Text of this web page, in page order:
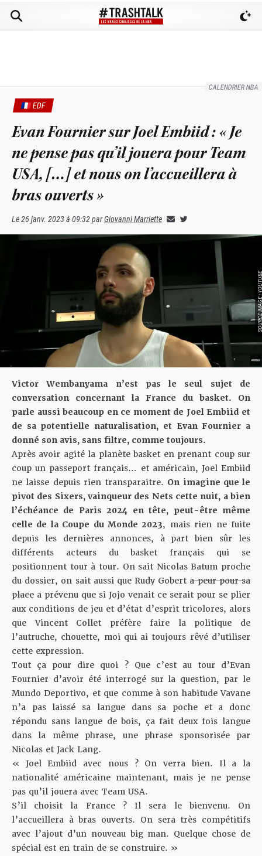
CALENDRIER NBA
🇫🇷 EDF
Evan Fournier sur Joel Embiid : « Je
ne pense pas qu’il jouera pour Team
USA, […] et nous on l’accueillera à
bras ouverts »
Le26 janv. 2023 à 09:32parGiovanni Marriette
SOURCE
Victor Wembanyama n’est pas le seul sujet de
conversation concernant la France du basket. On
parle aussi beaucoup en ce moment de Joel Embiid et
de sa potentielle naturalisation, et Evan Fournier a
donné son avis, sans filtre, comme toujours.
Après avoir agité la planète basket en prenant coup sur
coup un passeport français… et américain, Joel Embiid
ne laisse depuis rien transparaitre. On imagine que le
pivot des Sixers, vainqueur des Nets cette nuit, a bien
l’échéance de Paris 2024 en tête, peut-être même
celle de la Coupe du Monde 2023, mais rien ne fuite
depuis les dernières annonces, à part bien sûr les
différents acteurs du basket français qui se
positionnent tour à tour. On sait Nicolas Batum proche
du dossier, on sait aussi que Rudy Goberta peur pour sa
place a prévenu que si Jojo venait ce serait pour se plier
aux conditions de jeu et d’état d’esprit tricolores, alors
que Vincent Collet préfère faire la politique de
l’autruche, chouette, moi qui ai toujours rêvé d’utiliser
cette expression.
Tout ça pour dire quoi ? Que c’est au tour d’Evan
Fournier d’avoir été interrogé sur la question, par le
Mundo Deportivo, et que comme à son habitude Vavane
n’a pas laissé sa langue dans sa poche et a donc
répondu sans langue de bois, ça fait deux fois langue
dans la même phrase, une phrase sponsorisée par
Nicolas et Jack Lang.
« Joel Embiid avec nous ? On verra bien. Il a la
nationalité américaine maintenant, mais je ne pense
pas qu’il jouera avec Team USA.
S’il choisit la France ? Il sera le bienvenu. On
l’accueillera à bras ouverts. On sera très compétitifs
avec l’ajout d’un nouveau big man. Quelque chose de
spécial est en train de se construire. »